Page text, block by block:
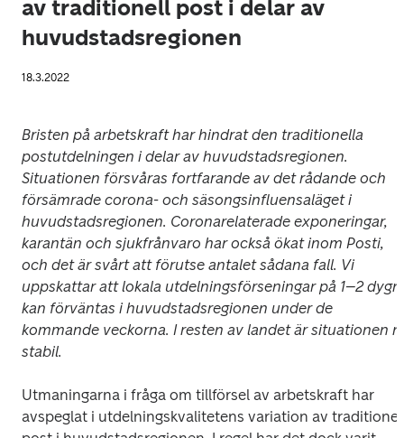
av traditionell post i delar av
huvudstadsregionen
18.3.2022
Bristen på arbetskraft har hindrat den traditionella
postutdelningen i delar av huvudstadsregionen.
Situationen försvåras fortfarande av det rådande och
försämrade corona- och säsongsinfluensaläget i
huvudstadsregionen. Coronarelaterade exponeringar,
karantän och sjukfrånvaro har också ökat inom Posti,
och det är svårt att förutse antalet sådana fall. Vi
uppskattar att lokala utdelningsförseningar på 1–2 dygn
kan förväntas i huvudstadsregionen under de
kommande veckorna. I resten av landet är situationen
stabil.
Utmaningarna i fråga om tillförsel av arbetskraft har
avspeglat i utdelningskvalitetens variation av